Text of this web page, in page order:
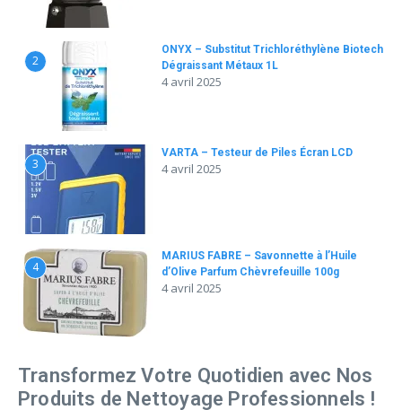
2
ONYX – Substitut Trichloréthylène Biotech
Dégraissant Métaux 1L
4 avril 2025
3
VARTA – Testeur de Piles Écran LCD
4 avril 2025
4
MARIUS FABRE – Savonnette à l’Huile
d’Olive Parfum Chèvrefeuille 100g
4 avril 2025
Transformez Votre Quotidien avec Nos
Produits de Nettoyage Professionnels !